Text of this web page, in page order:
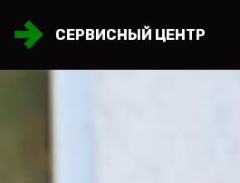
СЕРВИСНЫЙ ЦЕНТР